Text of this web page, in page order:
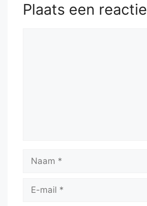
Plaats een reactie
Naam